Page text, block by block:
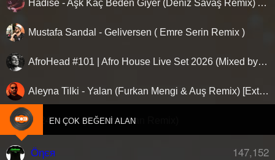
Hadise - Aşk Kaç Beden Giyer (Deniz Savaş Remix) Afro House
Mustafa Sandal - Geliversen ( Emre Serin Remix )
AfroHead #101 | Afro House Live Set 2026 (Mixed by Kemal Özgür) No Jingle
Aleyna Tilki - Yalan (Furkan Mengi & Auş Remix) [Extended]
Ati242 - Kör (Samet Koban Remix)
EN ÇOK BEĞENI ALAN
147,152
Öηєя